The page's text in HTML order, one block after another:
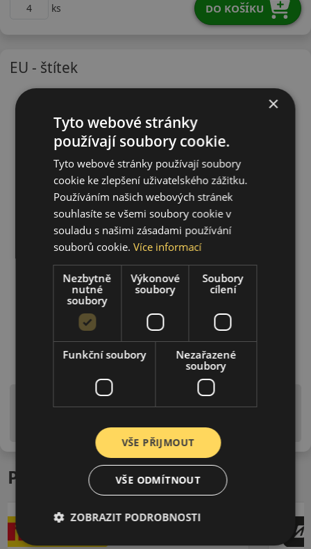
ks DO KOŠÍKU
EU - štítek
Upozornění! Hodnoty na štítku jsou pouze
is EU štítky ve smyslu dosud platné (předchozí) legislativy.
Podobné produkty
×
Tyto webové stránky
používají soubory cookie.
Tyto webové stránky používají soubory
cookie ke zlepšení uživatelského zážitku.
Používáním našich webových stránek
souhlasíte se všemi soubory cookie v
souladu s našimi zásadami používání
souborů cookie.Více informací
Nezbytně
nutné
soubory
Výkonové
soubory
Soubory
cílení
Funkční soubory
Nezařazené
soubory
VŠE PŘIJMOUT
VŠE ODMÍTNOUT
ZOBRAZIT PODROBNOSTI